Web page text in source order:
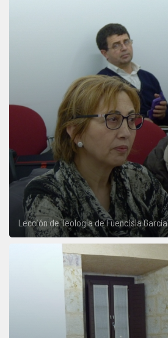
Lección de Teología de Fuencisla García